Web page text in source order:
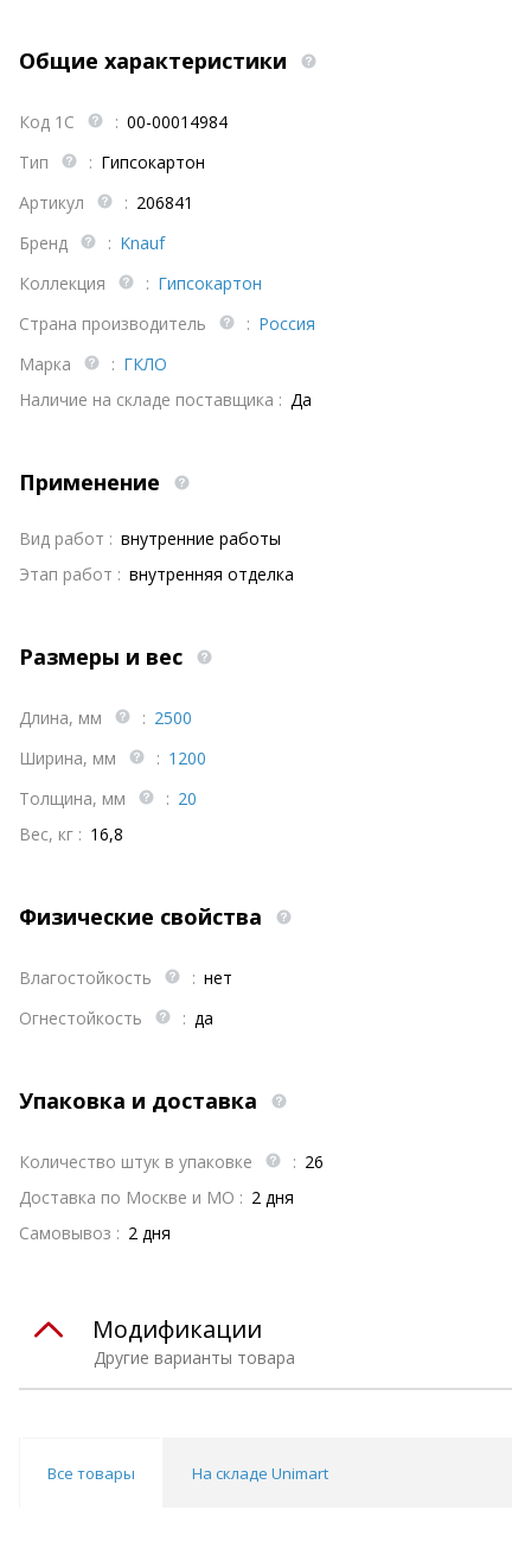
Общие характеристики
Код 1С : 00-00014984
Тип
: Гипсокартон
Артикул
: 206841
Бренд
: Knauf
Коллекция
: Гипсокартон
Страна производитель
: Россия
Марка
: ГКЛО
Наличие на складе поставщика : Да
Применение
Вид работ : внутренние работы
Этап работ : внутренняя отделка
Размеры и вес
Длина, мм : 2500
Ширина, мм
: 1200
Толщина, мм
: 20
Вес, кг : 16,8
Физические свойства
Влагостойкость : нет
Огнестойкость
: да
Упаковка и доставка
Количество штук в упаковке : 26
Доставка по Москве и МО : 2 дня
Самовывоз : 2 дня
Другие варианты товара
Модификации
Все товары На складе Unimart